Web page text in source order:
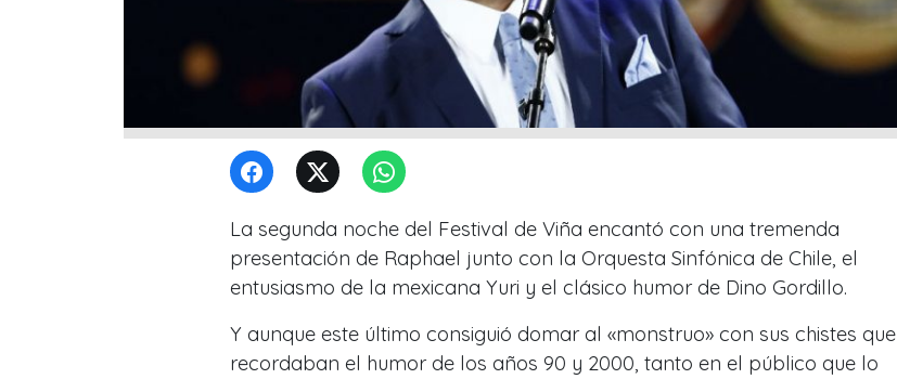
La segunda noche del Festival de Viña encantó con una tremenda
presentación de Raphael junto con la Orquesta Sinfónica de Chile, el
entusiasmo de la mexicana Yuri y el clásico humor de Dino Gordillo.
Y aunque este último consiguió domar al «monstruo» con sus chistes que
recordaban el humor de los años 90 y 2000, tanto en el público que lo